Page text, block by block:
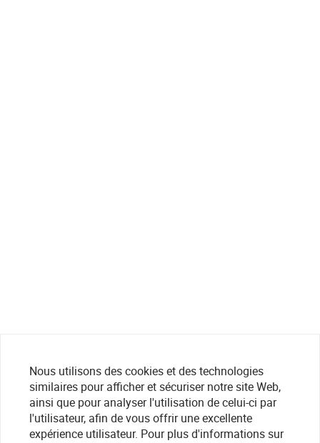
Nous utilisons des cookies et des technologies
similaires pour afficher et sécuriser notre site Web,
ainsi que pour analyser l'utilisation de celui-ci par
l'utilisateur, afin de vous offrir une excellente
expérience utilisateur. Pour plus d'informations sur